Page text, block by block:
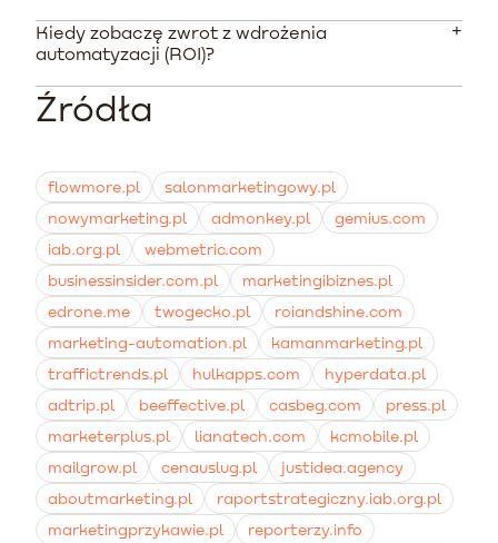
lojalnościowe.
kilkudziesięciu złotych miesięcznie. Uruchomienie
zaledwie dwóch procesów - sekwencji powitalnej z
zazwyczaj spłaca abonament z dużą nawiązką.
Koszty pojedynczych scenariuszy zaczynają się od
konfiguracja środowiska typu HubSpot przez agencję
to wydatek rzędu 15 000 PLN. Obsługa miesięczna
Kiedy zobaczę zwrot z wdrożenia
automatyzacji (ROI)?
Prawidłowo skonfigurowane kampanie porzuconego
efekty wzrostu średniej wartości zamówienia poprzez
personalizację uwidaczniają się zazwyczaj po dwóch
kwartałach zbierania danych.
Źródła
flowmore.pl
salonmarketingowy.pl
nowymarketing.pl
admonkey.pl
gemius.com
iab.org.pl
webmetric.com
businessinsider.com.pl
marketingibiznes.pl
edrone.me
twogecko.pl
roiandshine.com
marketing-automation.pl
kamanmarketing.pl
traffictrends.pl
hulkapps.com
hyperdata.pl
adtrip.pl
beeffective.pl casbeg.com
press.pl
marketerplus.pl
lianatech.com
kcmobile.pl
mailgrow.pl
cenauslug.pl
justidea.agency
aboutmarketing.pl
raportstrategiczny.iab.org.pl
marketingprzykawie.pl
reporterzy.info